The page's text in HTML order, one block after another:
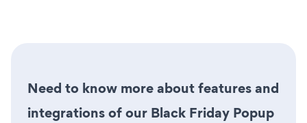
Need to know more about features and
integrations of our Black Friday Popup